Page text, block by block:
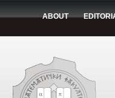
ABOUT